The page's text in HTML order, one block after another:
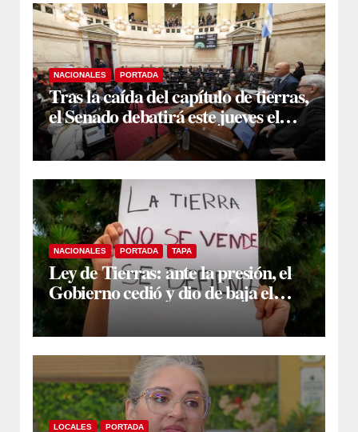
NACIONALES PORTADA
Tras la caída del capítulo de tierras,
el Senado debatirá este jueves el
proyecto sobre propiedad privada
NACIONALES PORTADA TAPA
Ley de Tierras: ante la presión, el
Gobierno cedió y dio de baja el
capítulo de la polémica
LOCALES PORTADA